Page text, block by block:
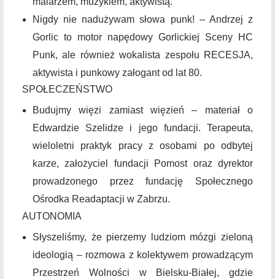
Nigdy nie nadużywam słowa punk! – Andrzej z
Gorlic to motor napędowy Gorlickiej Sceny HC
Punk, ale również wokalista zespołu RECESJA,
aktywista i punkowy załogant od lat 80.
SPOŁECZEŃSTWO
Budujmy więzi zamiast więzień – materiał o
Edwardzie Szelidze i jego fundacji. Terapeuta,
wieloletni praktyk pracy z osobami po odbytej
karze, założyciel fundacji Pomost oraz dyrektor
prowadzonego przez fundację Społecznego
Ośrodka Readaptacji w Zabrzu.
AUTONOMIA
Słyszeliśmy, że pierzemy ludziom mózgi zieloną
ideologią – rozmowa z kolektywem prowadzącym
Przestrzeń Wolności w Bielsku-Białej, gdzie